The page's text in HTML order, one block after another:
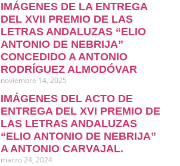
IMÁGENES DE LA ENTREGA
DEL XVII PREMIO DE LAS
LETRAS ANDALUZAS “ELIO
ANTONIO DE NEBRIJA”
CONCEDIDO A ANTONIO
RODRÍGUEZ ALMODÓVAR
noviembre 14, 2025
IMÁGENES DEL ACTO DE
ENTREGA DEL XVI PREMIO DE
LAS LETRAS ANDALUZAS
“ELIO ANTONIO DE NEBRIJA”
A ANTONIO CARVAJAL.
marzo 24, 2024